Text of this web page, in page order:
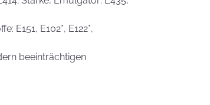
E151, E102*, E122*,
beeinträchtigen